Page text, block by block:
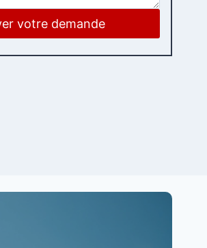
votre demande